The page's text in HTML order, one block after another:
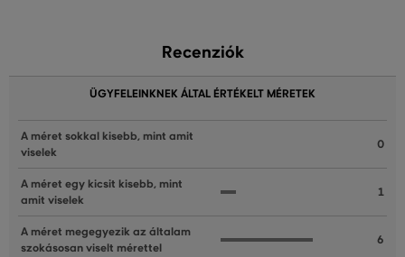
Recenziók
ÜGYFELEINKNEK ÁLTAL ÉRTÉKELT MÉRETEK
A méret sokkal kisebb, mint amit
viselek
0
A méret egy kicsit kisebb, mint
amit viselek
1
A méret megegyezik az általam
szokásosan viselt mérettel
6